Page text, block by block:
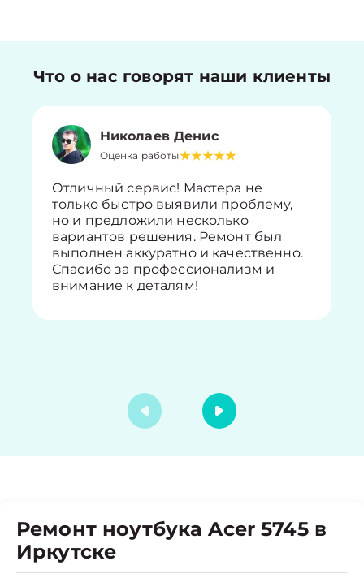
Что о нас говорят наши клиенты
Николаев Денис
Оценка работы
Отличный сервис! Мастера не
только быстро выявили проблему,
но и предложили несколько
вариантов решения. Ремонт был
выполнен аккуратно и качественно.
Спасибо за профессионализм и
внимание к деталям!
Ремонт ноутбука Acer 5745 в
Иркутске